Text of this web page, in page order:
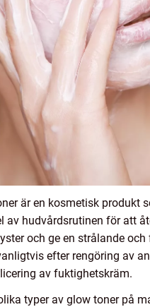
är en kosmetisk produkt
av hudvårdsrutinen för att
och ge en strålande och
efter rengöring av
av fuktighetskräm.
typer av glow toner på